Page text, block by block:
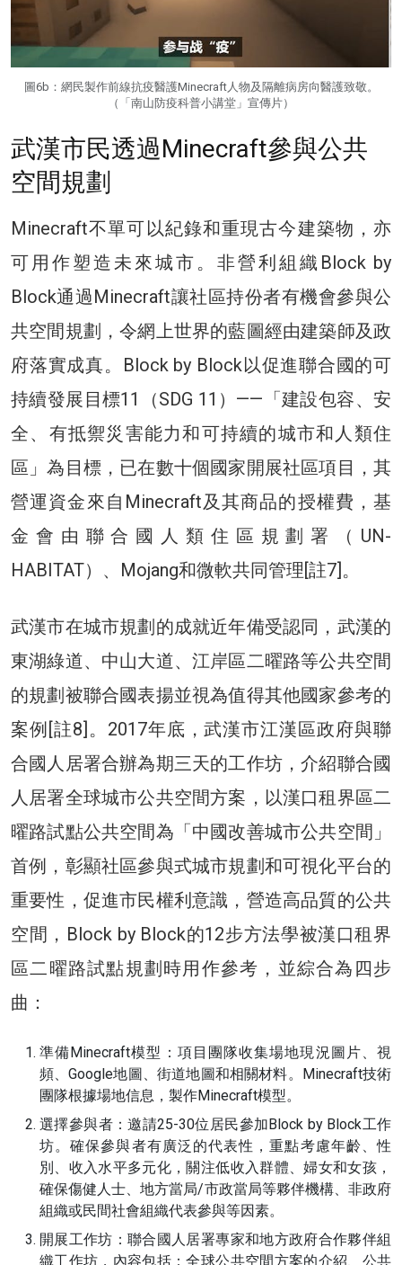
圖6b：網民製作前線抗疫醫護Minecraft人物及隔離病房向醫護致敬。
（「南山防疫科普小講堂」宣傳片）
武漢市民透過Minecraft參與公共
空間規劃
Minecraft不單可以紀錄和重現古今建築物，亦
可用作塑造未來城市。非營利組織Block by
Block通過Minecraft讓社區持份者有機會參與公
共空間規劃，令網上世界的藍圖經由建築師及政
府落實成真。Block by Block以促進聯合國的可
持續發展目標11（SDG 11）——「建設包容、安
全、有抵禦災害能力和可持續的城市和人類住
區」為目標，已在數十個國家開展社區項目，其
營運資金來自Minecraft及其商品的授權費，基
金會由聯合國人類住區規劃署（UN-
HABITAT）、Mojang和微軟共同管理[註7]。
武漢市在城市規劃的成就近年備受認同，武漢的
東湖綠道、中山大道、江岸區二曜路等公共空間
的規劃被聯合國表揚並視為值得其他國家參考的
案例[註8]。2017年底，武漢市江漢區政府與聯
合國人居署合辦為期三天的工作坊，介紹聯合國
人居署全球城市公共空間方案，以漢口租界區二
曜路試點公共空間為「中國改善城市公共空間」
首例，彰顯社區參與式城市規劃和可視化平台的
重要性，促進市民權利意識，營造高品質的公共
空間，Block by Block的12步方法學被漢口租界
區二曜路試點規劃時用作參考，並綜合為四步
曲：
準備Minecraft模型：項目團隊收集場地現況圖片、視
頻、Google地圖、街道地圖和相關材料。Minecraft技術
團隊根據場地信息，製作Minecraft模型。
選擇參與者：邀請25-30位居民參加Block by Block工作
坊。確保參與者有廣泛的代表性，重點考慮年齡、性
別、收入水平多元化，關注低收入群體、婦女和女孩，
確保傷健人士、地方當局/市政當局等夥伴機構、非政府
組織或民間社會組織代表參與等因素。
開展工作坊：聯合國人居署專家和地方政府合作夥伴組
織工作坊，內容包括：全球公共空間方案的介紹、公共